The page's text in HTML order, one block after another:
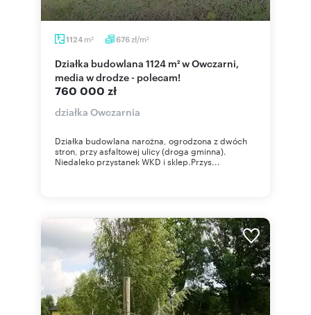
1124 m2 676zł/m2
Działka budowlana 1124 m² w Owczarni,
media w drodze - polecam!
760 000 zł
działka Owczarnia
Działka budowlana narożna, ogrodzona z dwóch
stron, przy asfaltowej ulicy (droga gminna).
Niedaleko przystanek WKD i sklep.Przys...